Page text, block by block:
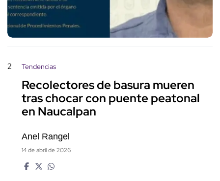
2 Tendencias
Recolectores de basura mueren
tras chocar con puente peatonal
en Naucalpan
Anel Rangel
14 de abril de 2026